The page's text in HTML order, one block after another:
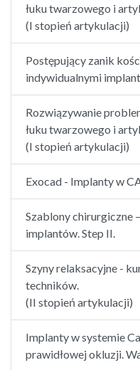
łuku twarzowego i
(I stopień artykulacji)
Postępujący zanik
indywidualnymi
Rozwiązywanie
łuku twarzowego i
(I stopień artykulacji)
Exocad - Implanty w
Szablony chirurgiczne
implantów. Step II.
Szyny relaksacyjne -
techników.
(II stopień artykulacji)
Implanty w systemie
prawidłowej okluzji.